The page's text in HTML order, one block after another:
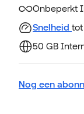
Onbeperkt
Snelheid
50 GB
Nog een